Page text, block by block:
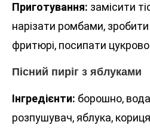
Приготування: замісити
нарізати ромбами,
фритюрі, посипати
Пісний пиріг з яблуками
Інгредієнти: борошно,
розпушувач, яблука,